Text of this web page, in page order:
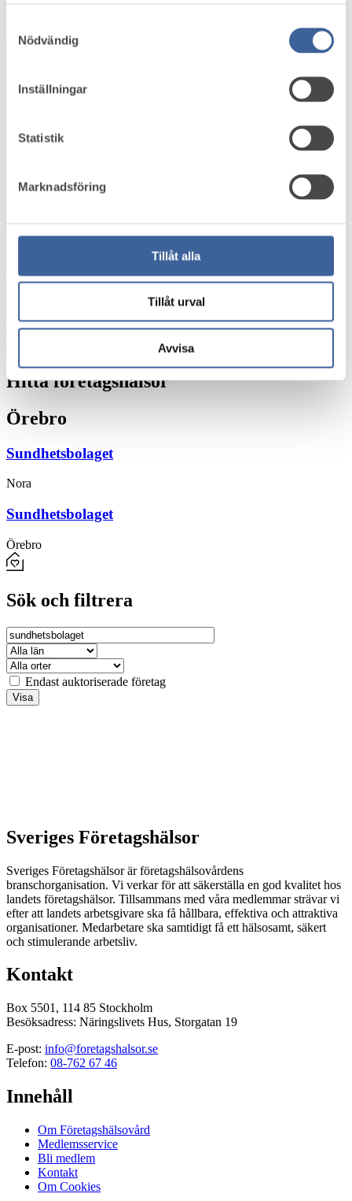
Nödvändig
Inställningar
Statistik
Marknadsföring
Tillåt alla
Tillåt urval
Avvisa
2
154
179
−
Hitta företagshälsor
Örebro
Sundhetsbolaget
Nora
Sundhetsbolaget
Örebro
Sök och filtrera
Endast auktoriserade företag
Sveriges Företagshälsor
Sveriges Företagshälsor är företagshälsovårdens
branschorganisation. Vi verkar för att säkerställa en god kvalitet hos
landets företagshälsor. Tillsammans med våra medlemmar strävar vi
efter att landets arbetsgivare ska få hållbara, effektiva och attraktiva
organisationer. Medarbetare ska samtidigt få ett hälsosamt, säkert
och stimulerande arbetsliv.
Kontakt
Box 5501, 114 85 Stockholm
Besöksadress: Näringslivets Hus, Storgatan 19
E-post: info@foretagshalsor.se
Telefon: 08-762 67 46
Innehåll
Om Företagshälsovård
Medlemsservice
Bli medlem
Kontakt
Om Cookies